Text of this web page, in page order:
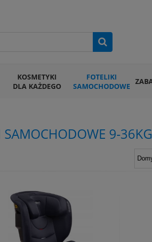
KOSMETYKI
DLA KAŻDEGO
FOTELIKI
SAMOCHODOWE
SAMOCHODOWE 9-36KG